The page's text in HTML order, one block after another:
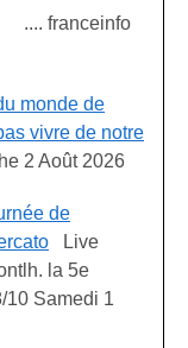
.... franceinfo
monde de
vivre de notre
2 Août 2026
de
Live
la 5e
10 Samedi 1